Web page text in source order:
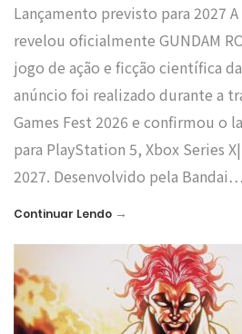
Lançamento previsto para 2027
revelou oficialmente GUNDAM
jogo de ação e ficção científica
anúncio foi realizado durante a
Games Fest 2026 e confirmou o
para PlayStation 5, Xbox Series
2027. Desenvolvido pela Bandai…
Continuar Lendo →